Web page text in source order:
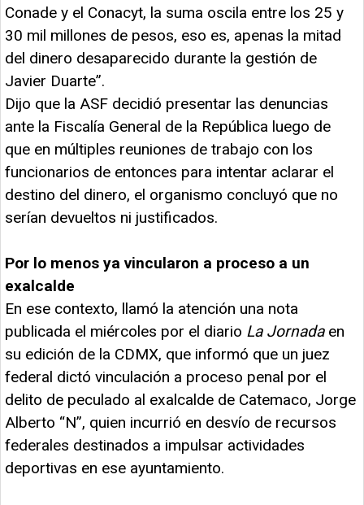
Conade y el Conacyt, la suma oscila entre los 25 y
30 mil millones de pesos, eso es, apenas la mitad
del dinero desaparecido durante la gestión de
Javier Duarte”.
Dijo que la ASF decidió presentar las denuncias
ante la Fiscalía General de la República luego de
que en múltiples reuniones de trabajo con los
funcionarios de entonces para intentar aclarar el
destino del dinero, el organismo concluyó que no
serían devueltos ni justificados.
Por lo menos ya vincularon a proceso a un
exalcalde
En ese contexto, llamó la atención una nota
publicada el miércoles por el diario La Jornada en
su edición de la CDMX, que informó que un juez
federal dictó vinculación a proceso penal por el
delito de peculado al exalcalde de Catemaco, Jorge
Alberto “N”, quien incurrió en desvío de recursos
federales destinados a impulsar actividades
deportivas en ese ayuntamiento.